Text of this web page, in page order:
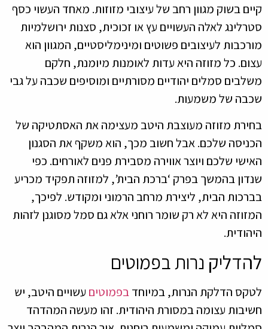
קיים בשוק מגוון רחב של עיצובי מזוזות. מאחד העשוי כסף
סטרלינג לאלה העשויים עץ או זכוכית, סצנות ירושלמיות
מורכבות לעיצובים פשוטים ומינימליסטיים, המגוון הוא
עצום. כל מזוזה היא עדות לאומנות מיומנת, חלקם
משלבים סמלים יהודיים מסורתיים ומוסיפים שכבה על גבי
שכבה של משמעות.
בחירת מזוזה מעוצבת היטב מעצימה את האסתטיקה של
הכניסה שלכם. אבל חשוב מכך, הוא משקף את הסגנון
האישי שלכם ויוצר אווירה מסבירת פנים לאורחים. כפי
שנדון בהמשך בפרק ‘ברכת הבית’, למזוזה תפקיד מכריע
בברכות הבית, ליצירת מרחב הרמוני ומקודש. לפיכך,
המזוזה היא לא רק שומר רוחני אלא גם סמל מסוגנן לזהות
היהודית.
להדליק נרות בפמוטים
לטקס הדלקת הנרות, במיוחדבפמוטים עשויים היטב, יש
חשיבות עצומה במסורת היהודית. זהו מעשה המהדהד